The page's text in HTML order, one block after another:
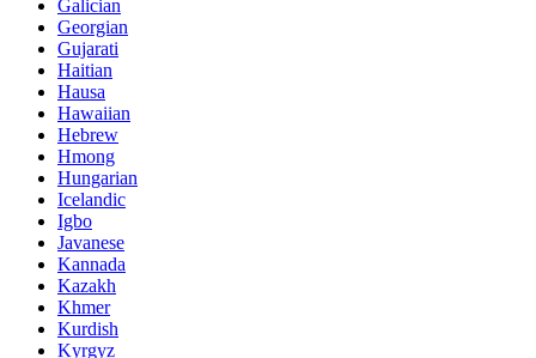
Galician
Georgian
Gujarati
Haitian
Hausa
Hawaiian
Hebrew
Hmong
Hungarian
Icelandic
Igbo
Javanese
Kannada
Kazakh
Khmer
Kurdish
Kyrgyz